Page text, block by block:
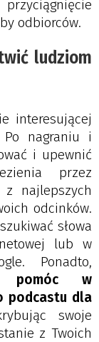
odbiorców.
ludziom
interesującej
nagraniu i
i upewnić
przez
z najlepszych
odcinków.
słowa
lub w
Ponadto,
pomóc w
podcastu dla
swoje
z Twoich